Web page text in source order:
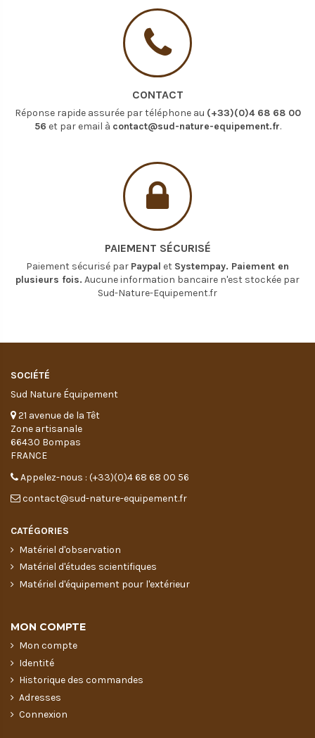
CONTACT
Réponse rapide assurée par téléphone au (+33)(0)4 68 68 00
56 et par email à contact@sud-nature-equipement.fr.
PAIEMENT SÉCURISÉ
Paiement sécurisé par Paypal et Systempay. Paiement en
plusieurs fois. Aucune information bancaire n'est stockée par
Sud-Nature-Equipement.fr
SOCIÉTÉ
Sud Nature Équipement
21 avenue de la Têt
Zone artisanale
66430 Bompas
FRANCE
Appelez-nous : (+33)(0)4 68 68 00 56
contact@sud-nature-equipement.fr
CATÉGORIES
Matériel d'observation
Matériel d'études scientifiques
Matériel d'équipement pour l'extérieur
MON COMPTE
Mon compte
Identité
Historique des commandes
Adresses
Connexion